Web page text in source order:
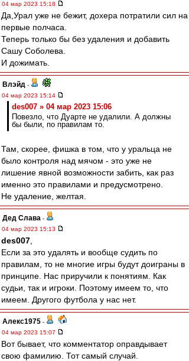
04 мар 2023 15:18
Да,Урал уже не бежит, дохера потратили сил на
первые полчаса.
Теперь только бы без удаления и добавить
Сашу Соболева.
И дожимать.
Влэйд -
04 мар 2023 15:14
des007 » 04 мар 2023 15:06
Повезло, что Дуарте не удалили. А должны
бы были, по правилам то.
Там, скорее, фишка в том, что у уральца не
было контроля над мячом - это уже не
лишение явной возможности забить, как раз
именно это правилами и предусмотрено.
Не удаление, желтая.
Дед Слава -
04 мар 2023 15:13
des007
Если за это удалять и вообще судить по
правилам, то не многие игры будут доиграны в
принципе. Нас приручили к понятиям. Как
судьи, так и игроки. Поэтому имеем то, что
имеем. Другого футбола у нас нет.
Алекс1975 -
04 мар 2023 15:07
Вот бывает, что комментатор оправдывает
свою фамилию. Тот самый случай.